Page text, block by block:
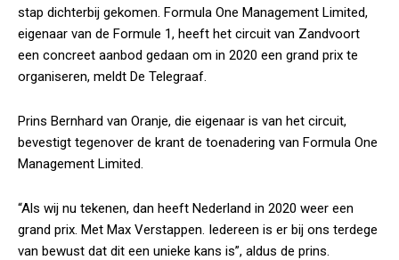
stap dichterbij gekomen. Formula One Management Limited,
eigenaar van de Formule 1, heeft het circuit van Zandvoort
een concreet aanbod gedaan om in 2020 een grand prix te
organiseren, meldt De Telegraaf.
Prins Bernhard van Oranje, die eigenaar is van het circuit,
bevestigt tegenover de krant de toenadering van Formula One
Management Limited.
“Als wij nu tekenen, dan heeft Nederland in 2020 weer een
grand prix. Met Max Verstappen. Iedereen is er bij ons terdege
van bewust dat dit een unieke kans is”, aldus de prins.